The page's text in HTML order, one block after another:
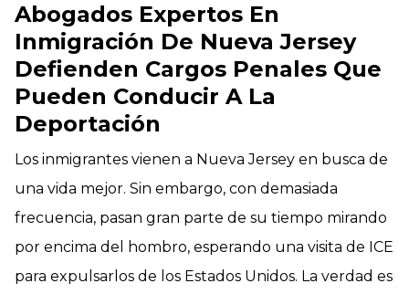
Abogados Expertos En
Inmigración De Nueva Jersey
Defienden Cargos Penales Que
Pueden Conducir A La
Deportación
Los inmigrantes vienen a Nueva Jersey en busca de
una vida mejor. Sin embargo, con demasiada
frecuencia, pasan gran parte de su tiempo mirando
por encima del hombro, esperando una visita de ICE
para expulsarlos de los Estados Unidos. La verdad es